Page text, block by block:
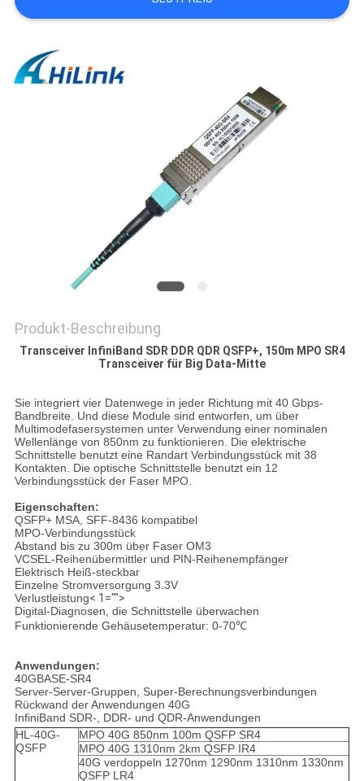
SITEMAP
DATENSCHUTZRICHTLINIE
Produkt-Beschreibung
Transceiver InfiniBand SDR DDR QDR QSFP+, 150m MPO SR4
Transceiver für Big Data-Mitte
Sie integriert vier Datenwege in jeder Richtung mit 40 Gbps-
Bandbreite. Und diese Module sind entworfen, um über
Multimodefasersystemen unter Verwendung einer nominalen
Wellenlänge von 850nm zu funktionieren. Die elektrische
Schnittstelle benutzt eine Randart Verbindungsstück mit 38
Kontakten. Die optische Schnittstelle benutzt ein 12
Verbindungsstück der Faser MPO.
Eigenschaften:
QSFP+ MSA, SFF-8436 kompatibel
MPO-Verbindungsstück
Abstand bis zu 300m über Faser OM3
VCSEL-Reihenübermittler und PIN-Reihenempfänger
Elektrisch Heiß-steckbar
Einzelne Stromversorgung 3.3V
Verlustleistung< 1="">
Digital-Diagnosen, die Schnittstelle überwachen
Funktionierende Gehäusetemperatur: 0-70℃
Anwendungen:
40GBASE-SR4
Server-Server-Gruppen, Super-Berechnungsverbindungen
Rückwand der Anwendungen 40G
InfiniBand SDR-, DDR- und QDR-Anwendungen
HL-40G-
QSFP
MPO 40G 850nm 100m QSFP SR4
MPO 40G 1310nm 2km QSFP IR4
40G verdoppeln 1270nm 1290nm 1310nm 1330nm
QSFP LR4